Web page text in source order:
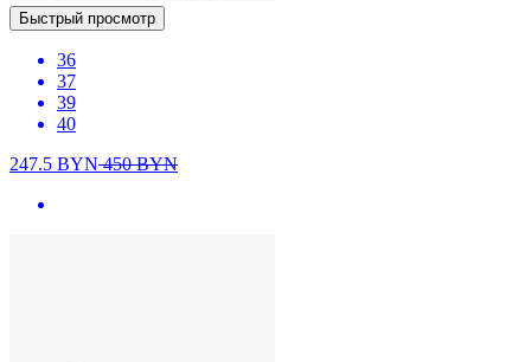
Быстрый просмотр
36
37
39
40
247.5 BYN450BYN